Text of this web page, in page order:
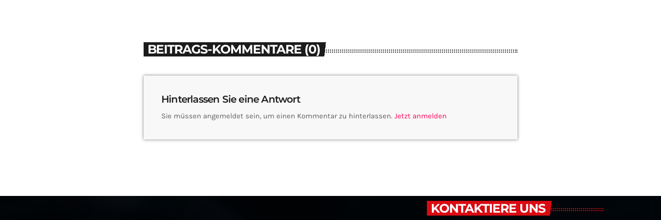
BEITRAGS-KOMMENTARE (0)
Hinterlassen Sie eine Antwort
Sie müssen angemeldet sein, um einen Kommentar zu hinterlassen. Jetzt anmelden
KONTAKTIERE UNS